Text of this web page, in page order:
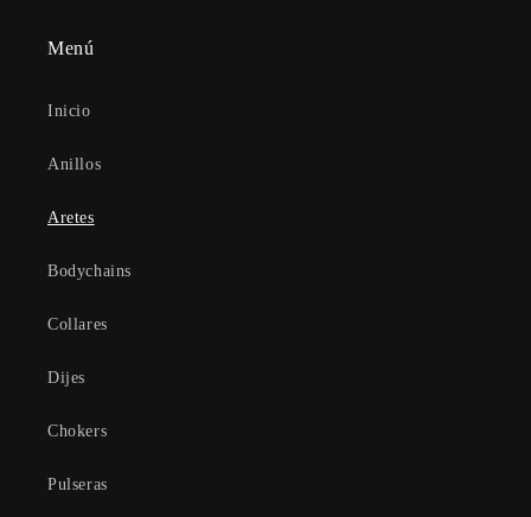
Menú
Inicio
Anillos
Aretes
Bodychains
Collares
Dijes
Chokers
Pulseras